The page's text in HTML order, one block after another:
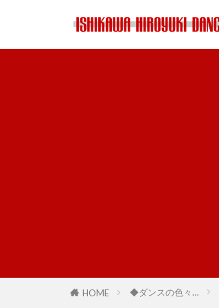
HOME ◆ダンスの色々…